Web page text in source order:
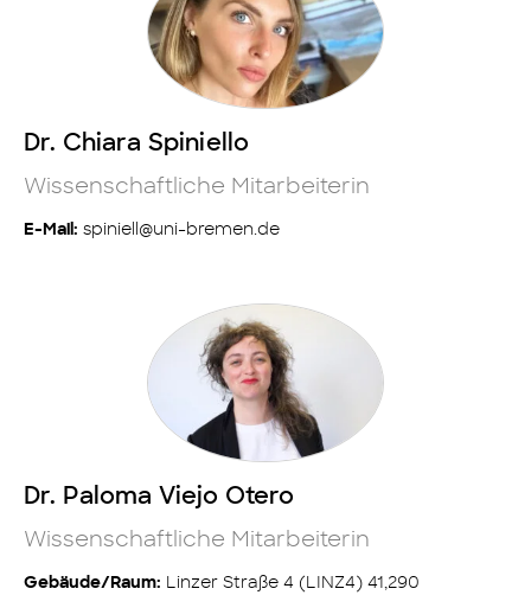
Dr. Chiara Spiniello
Wissenschaftliche Mitarbeiterin
E-Mail: spiniell@uni-bremen.de
Dr. Paloma Viejo Otero
Wissenschaftliche Mitarbeiterin
Gebäude/Raum: Linzer Straße 4 (LINZ4) 41,290